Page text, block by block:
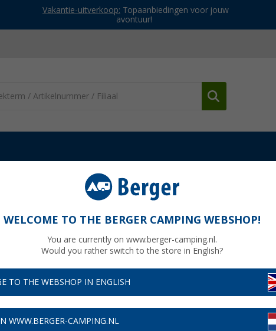
Vakantie-uitverkoop: Topaanbiedingen voor jouw
avontuur!
-66%
WELCOME TO THE BERGER CAMPING WEBSHOP!
You are currently on www.berger-camping.nl.
Would you rather switch to the store in English?
TO THE WEBSHOP IN ENGLISH
WWW.BERGER-CAMPING.NL